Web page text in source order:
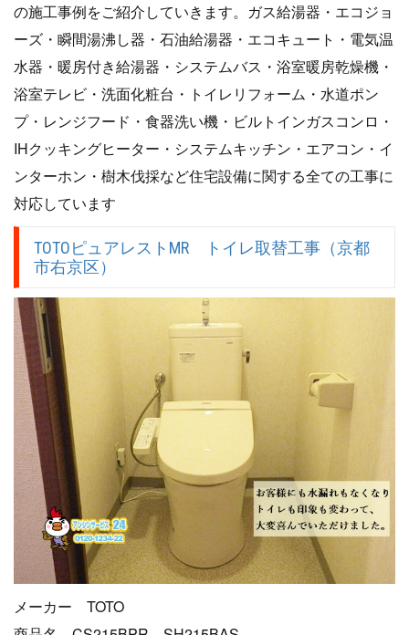
の施工事例をご紹介していきます。ガス給湯器・エコジョ
ーズ・瞬間湯沸し器・石油給湯器・エコキュート・電気温
水器・暖房付き給湯器・システムバス・浴室暖房乾燥機・
浴室テレビ・洗面化粧台・トイレリフォーム・水道ポン
プ・レンジフード・食器洗い機・ビルトインガスコンロ・
IHクッキングヒーター・システムキッチン・エアコン・イ
ンターホン・樹木伐採など住宅設備に関する全ての工事に
対応しています
TOTOピュアレストMR トイレ取替工事（京都
市右京区）
メーカー TOTO